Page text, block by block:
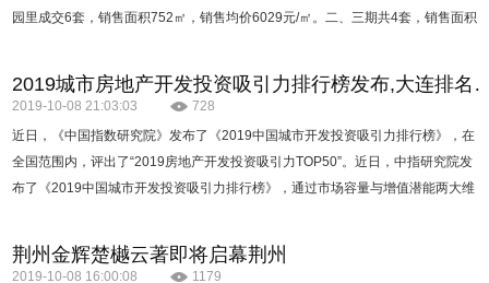
园里成交6套，销售面积752㎡，销售均价6029元/㎡。二、三期共4套，销售面积
2019城市房地产开发投资吸引力排行榜发布,大连排
2019-10-08 21:03:03
728
近日，《中国指数研究院》发布了《2019中国城市开发投资吸引力排行榜》，在
全国范围内，评出了“2019房地产开发投资吸引力TOP50”。近日，中指研究院发
布了《2019中国城市开发投资吸引力排行榜》，通过市场容量与增值潜能两大维
荆州金辉楚樾云著即将启幕荆州
2019-10-08 16:00:08 1179